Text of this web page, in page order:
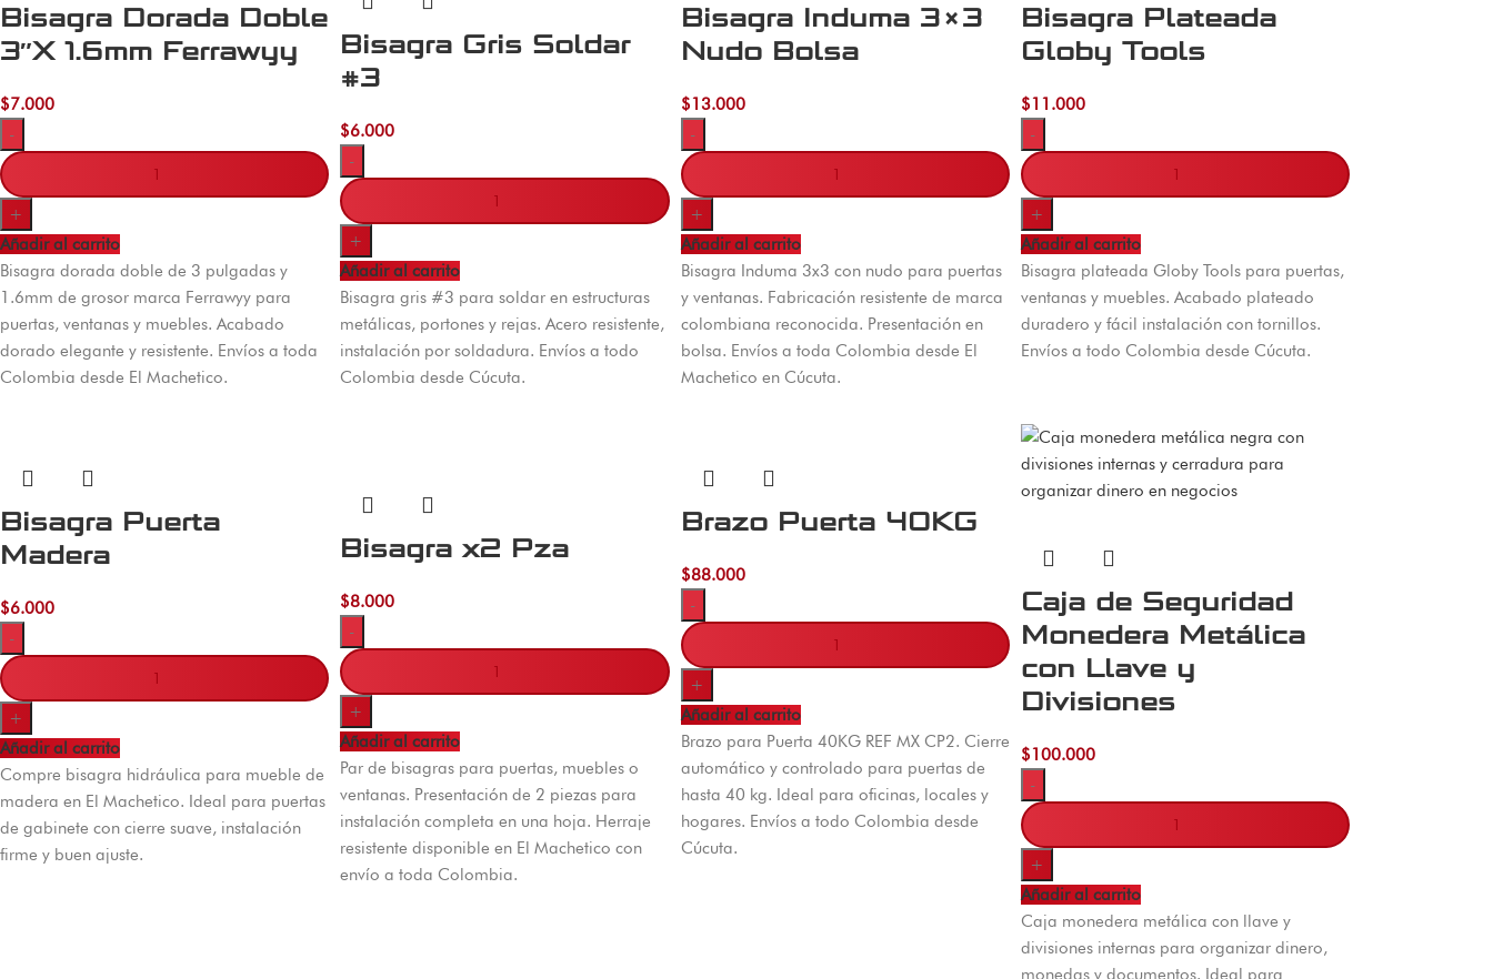
Bisagra Dorada Doble
3″X 1.6mm Ferrawyy
$7.000
-
+
Añadir al carrito
Bisagra dorada doble de 3 pulgadas y
1.6mm de grosor marca Ferrawyy para
puertas, ventanas y muebles. Acabado
dorado elegante y resistente. Envíos a toda
Colombia desde El Machetico.
Bisagra Gris Soldar
#3
$6.000
-
+
Añadir al carrito
Bisagra gris #3 para soldar en estructuras
metálicas, portones y rejas. Acero resistente,
instalación por soldadura. Envíos a todo
Colombia desde Cúcuta.
Bisagra Induma 3×3
Nudo Bolsa
$13.000
-
+
Añadir al carrito
Bisagra Induma 3x3 con nudo para puertas
y ventanas. Fabricación resistente de marca
colombiana reconocida. Presentación en
bolsa. Envíos a toda Colombia desde El
Machetico en Cúcuta.
Bisagra Plateada
Globy Tools
$11.000
-
+
Añadir al carrito
Bisagra plateada Globy Tools para puertas,
ventanas y muebles. Acabado plateado
duradero y fácil instalación con tornillos.
Envíos a todo Colombia desde Cúcuta.
Bisagra Puerta
Madera
$6.000
-
+
Añadir al carrito
Compre bisagra hidráulica para mueble de
madera en El Machetico. Ideal para puertas
de gabinete con cierre suave, instalación
firme y buen ajuste.
Bisagra x2 Pza
$8.000
-
+
Añadir al carrito
Par de bisagras para puertas, muebles o
ventanas. Presentación de 2 piezas para
instalación completa en una hoja. Herraje
resistente disponible en El Machetico con
envío a toda Colombia.
Brazo Puerta 40KG
$88.000
-
+
Añadir al carrito
Brazo para Puerta 40KG REF MX CP2. Cierre
automático y controlado para puertas de
hasta 40 kg. Ideal para oficinas, locales y
hogares. Envíos a todo Colombia desde
Cúcuta.
Caja de Seguridad
Monedera Metálica
con Llave y
Divisiones
$100.000
-
+
Añadir al carrito
Caja monedera metálica con llave y
divisiones internas para organizar dinero,
monedas y documentos. Ideal para